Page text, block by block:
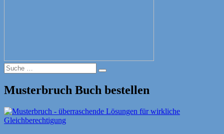
Suche
nach:
Suche
Musterbruch Buch bestellen